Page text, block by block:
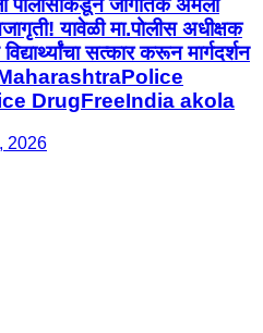
जागतिक अमली
यावेळी मा.पोलीस अधीक्षक
सत्कार करून मार्गदर्शन
DrugFreeIndia akola
2026